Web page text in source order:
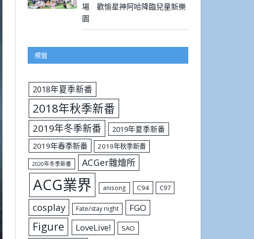
場 歡愉星神阿哈降臨兒童新樂
園
標籤
2018年夏季新番
2018年秋季新番
2019年冬季新番
2019年夏季新番
2019年春季新番
2019年秋季新番
2020年冬季新番 ACGer雜燴所
ACG業界 anisong C94 C97
cosplay Fate/stay night FGO
Figure LoveLive! SAO